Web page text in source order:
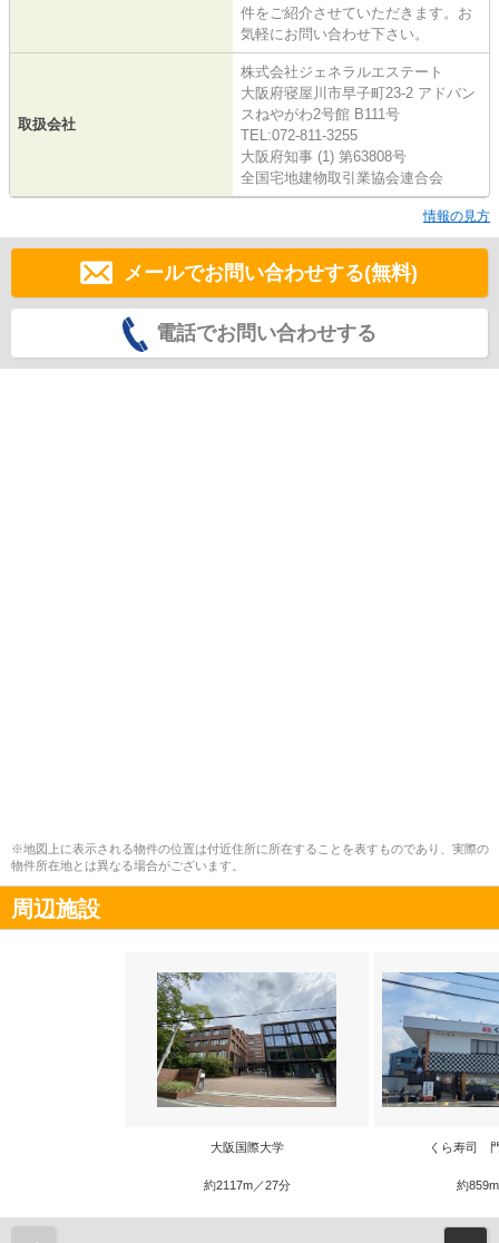
件をご紹介させていただきます。お
気軽にお問い合わせ下さい。
取扱会社
株式会社ジェネラルエステート
大阪府寝屋川市早子町23-2 アドバン
スねやがわ2号館 B111号
TEL:072-811-3255
大阪府知事 (1) 第63808号
全国宅地建物取引業協会連合会
情報の見方
メールでお問い合わせする(無料)
電話でお問い合わせする
※地図上に表示される物件の位置は付近住所に所在することを表すものであり、実際の
物件所在地とは異なる場合がございます。
周辺施設
大阪国際大学
約2117m／27分
くら寿司
約